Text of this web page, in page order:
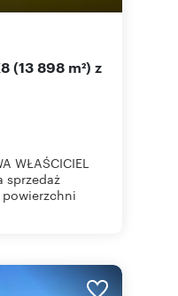
WŁAŚCICIEL
sprzedaż